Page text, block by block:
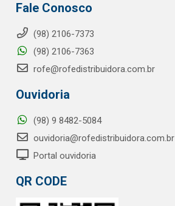
Fale Conosco
(98) 2106-7373
(98) 2106-7363
rofe@rofedistribuidora.com.br
Ouvidoria
(98) 9 8482-5084
ouvidoria@rofedistribuidora.com.br
Portal ouvidoria
QR CODE